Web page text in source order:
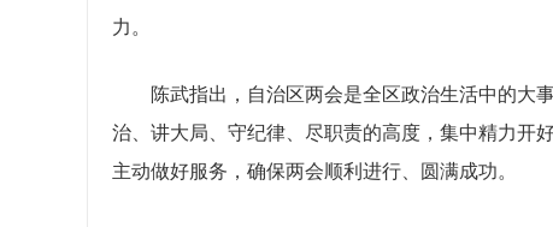
力。
陈武指出，自治区两会是全区政治生活中的大
治、讲大局、守纪律、尽职责的高度，集中精力开
主动做好服务，确保两会顺利进行、圆满成功。